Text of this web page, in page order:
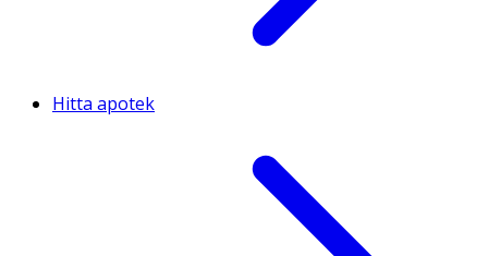
Hitta apotek